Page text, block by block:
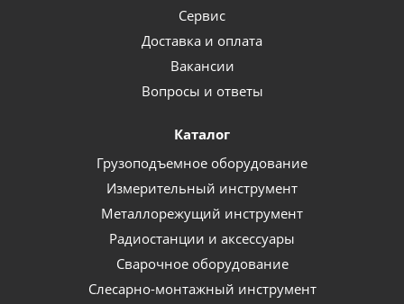
Сервис
Доставка и оплата
Вакансии
Вопросы и ответы
Каталог
Грузоподъемное оборудование
Измерительный инструмент
Металлорежущий инструмент
Радиостанции и аксессуары
Сварочное оборудование
Слесарно-монтажный инструмент